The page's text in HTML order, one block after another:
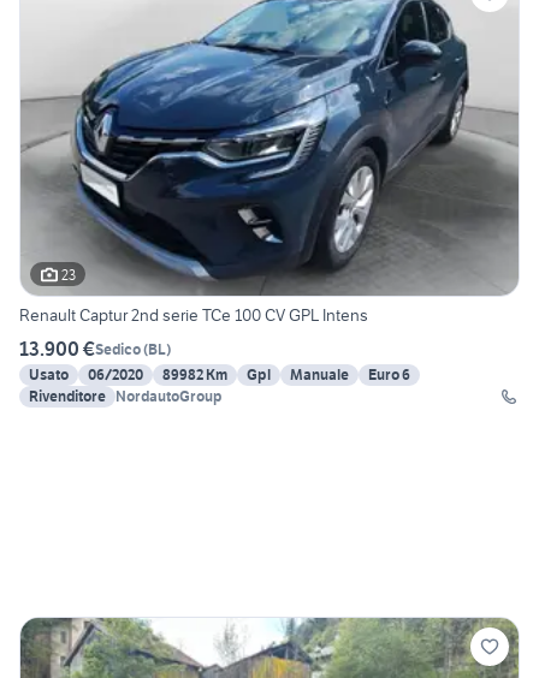
23
Renault Captur 2nd serie TCe 100 CV GPL Intens
13.900 €Sedico(BL)
Usato
06/2020 89982 Km Gpl Manuale
Euro 6
Rivenditore NordautoGroup